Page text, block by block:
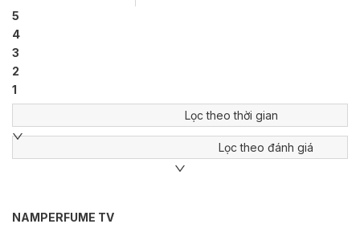
5
4
3
2
1
Lọc theo thời gian
Lọc theo đánh giá
NAMPERFUME TV